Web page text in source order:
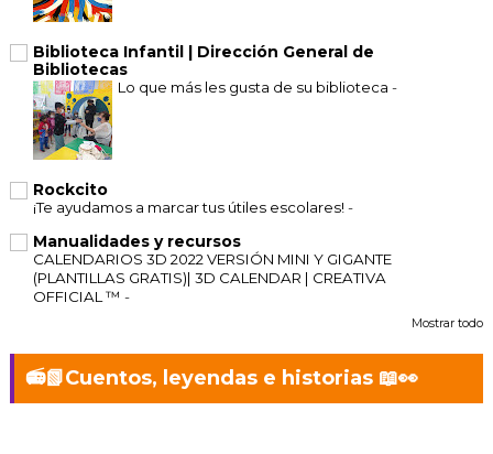
Biblioteca Infantil | Dirección General de
Bibliotecas
Lo que más les gusta de su biblioteca -
Rockcito
¡Te ayudamos a marcar tus útiles escolares! -
Manualidades y recursos
CALENDARIOS 3D 2022 VERSIÓN MINI Y GIGANTE
(PLANTILLAS GRATIS)| 3D CALENDAR | CREATIVA
OFFICIAL ™ -
Mostrar todo
📻📗Cuentos, leyendas e historias 📖👀